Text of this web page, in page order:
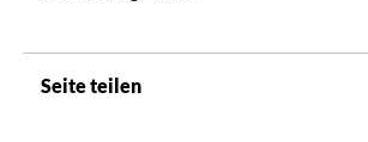
Seite teilen